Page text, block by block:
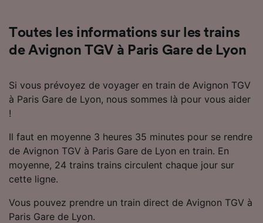
Toutes les informations sur les trains
de Avignon TGV à Paris Gare de Lyon
Si vous prévoyez de voyager en train de Avignon TGV
à Paris Gare de Lyon, nous sommes là pour vous aider
!
Il faut en moyenne 3 heures 35 minutes pour se rendre
de Avignon TGV à Paris Gare de Lyon en train. En
moyenne, 24 trains trains circulent chaque jour sur
cette ligne.
Vous pouvez prendre un train direct de Avignon TGV à
Paris Gare de Lyon.
caractéristiques de l’appareil pour
l’identification. Stocker et/ou accéder à des
informations sur un appareil. Publicités et
études d’audience et développement de
services.